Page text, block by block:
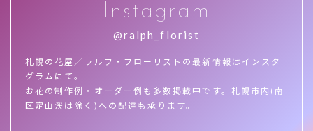
Instagram
@ralph_florist
札幌の花屋／ラルフ・フローリストの最新情報はインスタ
グラムにて。
お花の制作例・オーダー例も多数掲載中です。札幌市内(南
区定山渓は除く)への配達も承ります。